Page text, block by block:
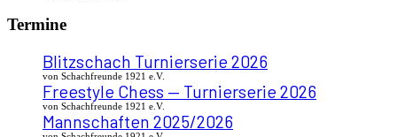
Termine
Blitzschach Turnierserie 2026
von Schachfreunde 1921 e.V.
Freestyle Chess — Turnierserie 2026
von Schachfreunde 1921 e.V.
Mannschaften 2025/2026